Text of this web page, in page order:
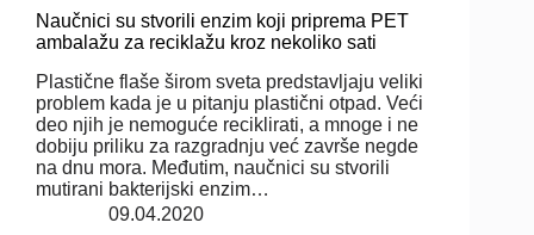
Naučnici su stvorili enzim koji priprema PET
ambalažu za reciklažu kroz nekoliko sati
Plastične flaše širom sveta predstavljaju veliki
problem kada je u pitanju plastični otpad. Veći
deo njih je nemoguće reciklirati, a mnoge i ne
dobiju priliku za razgradnju već završe negde
na dnu mora. Međutim, naučnici su stvorili
mutirani bakterijski enzim…
09.04.2020